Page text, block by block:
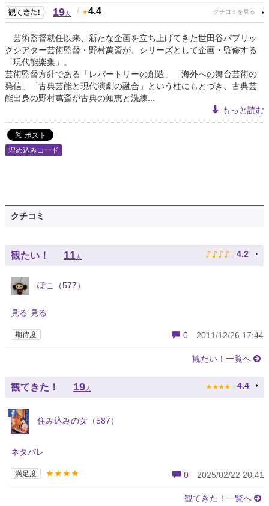
19人 / 4.4
芸術監督就任以来、新たな企画を立ち上げてきた世田谷パブリッ
クシアター芸術監督・野村萬斎が、シリーズとして企画・監修する
「現代能楽集」。
芸術監督方針である「レパートリーの創造」「海外への舞台芸術の
発信」「古典芸能と現代演劇の融合」という柱にもとづき、古典芸
能出身の野村萬斎が古典の知恵と洗練...
もっと読む
埋め込みコード
クチコミ
観たい！ 11人 ♪ ♪ ♪ ♪ ♪ 4.2
ぽこ（577）
見る 見る
期待度 0 2011/12/26 17:44
観たい！一覧へ
観てきた！ 19人 ★ ★ ★ ★ ★ 4.4
住み込みの女（587）
ネタバレ
満足度 ★★★★ 0 2025/02/22 20:41
観てきた！一覧へ